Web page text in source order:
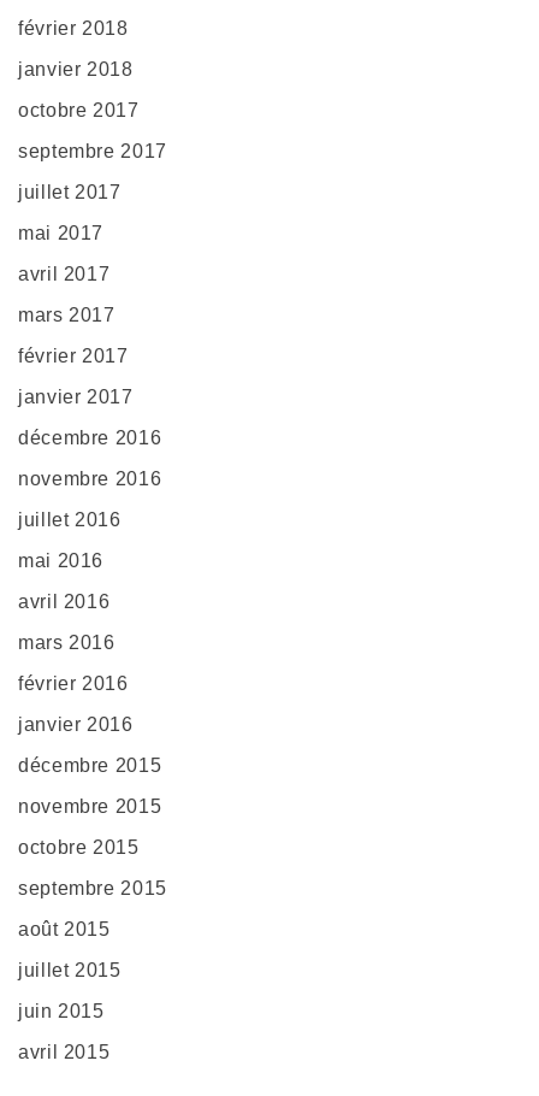
février 2018
janvier 2018
octobre 2017
septembre 2017
juillet 2017
mai 2017
avril 2017
mars 2017
février 2017
janvier 2017
décembre 2016
novembre 2016
juillet 2016
mai 2016
avril 2016
mars 2016
février 2016
janvier 2016
décembre 2015
novembre 2015
octobre 2015
septembre 2015
août 2015
juillet 2015
juin 2015
avril 2015